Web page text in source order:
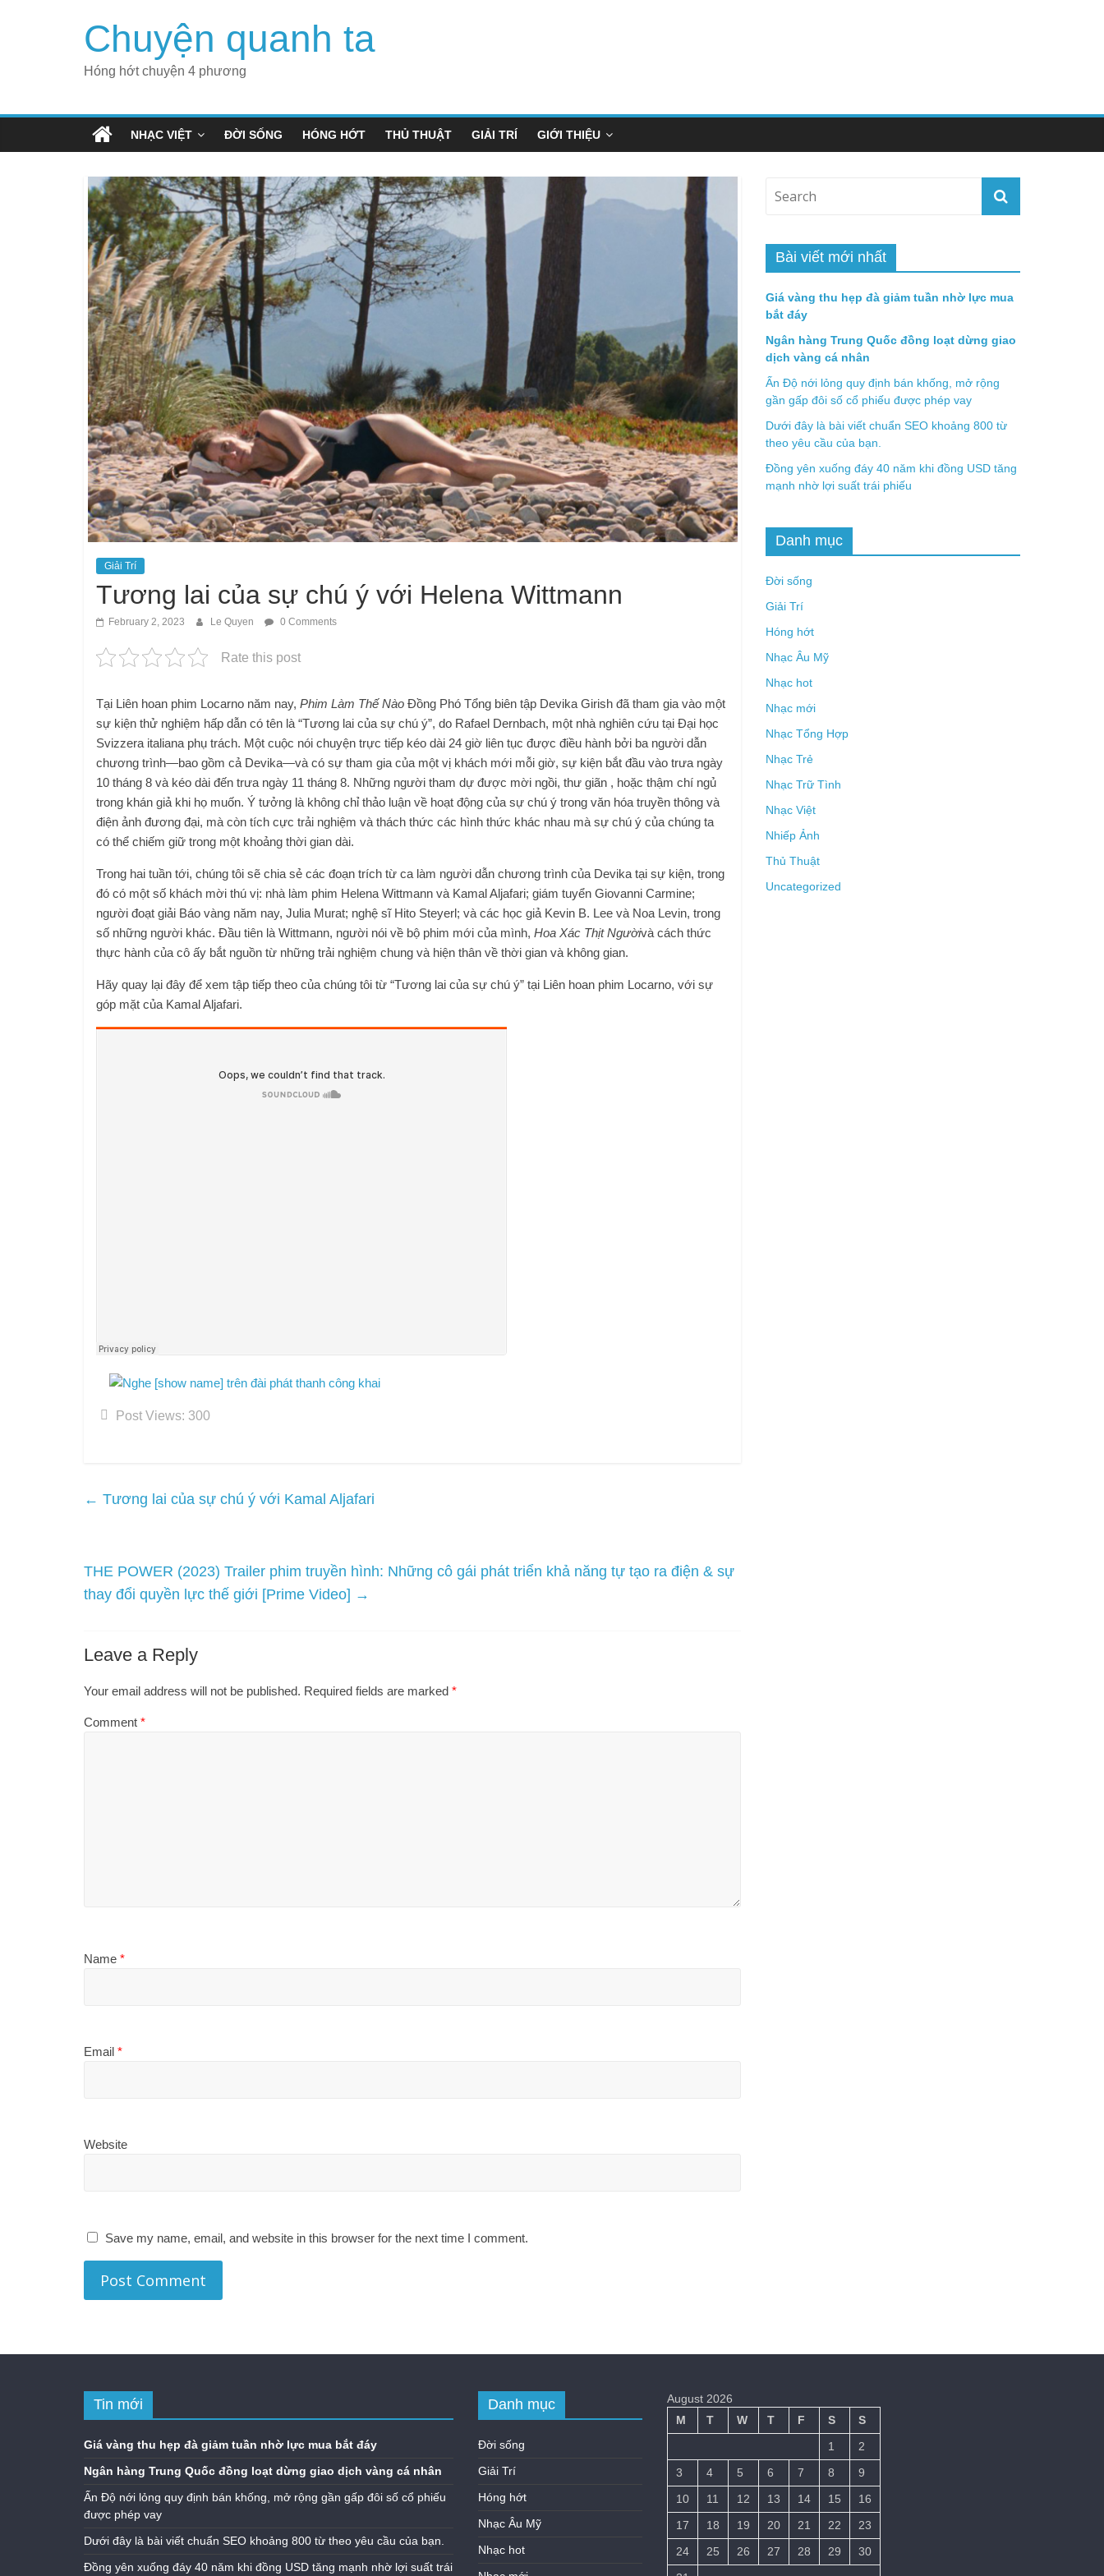
Chuyện quanh ta
Hóng hớt chuyện 4 phương
NHẠC VIỆT ĐỜI SỐNG HÓNG HỚT THỦ THUẬT GIẢI TRÍ GIỚI THIỆU
Giải Trí
Tương lai của sự chú ý với Helena Wittmann
February 2, 2023 Le Quyen 0 Comments
Rate this post
Tại Liên hoan phim Locarno năm nay, Phim Làm Thế Nào Đồng Phó Tổng biên tập Devika Girish đã tham gia vào một
sự kiện thử nghiệm hấp dẫn có tên là “Tương lai của sự chú ý”, do Rafael Dernbach, một nhà nghiên cứu tại Đại học
Svizzera italiana phụ trách. Một cuộc nói chuyện trực tiếp kéo dài 24 giờ liên tục được điều hành bởi ba người dẫn
chương trình—bao gồm cả Devika—và có sự tham gia của một vị khách mới mỗi giờ, sự kiện bắt đầu vào trưa ngày
10 tháng 8 và kéo dài đến trưa ngày 11 tháng 8. Những người tham dự được mời ngồi, thư giãn , hoặc thậm chí ngủ
trong khán giả khi họ muốn. Ý tưởng là không chỉ thảo luận về hoạt động của sự chú ý trong văn hóa truyền thông và
điện ảnh đương đại, mà còn tích cực trải nghiệm và thách thức các hình thức khác nhau mà sự chú ý của chúng ta
có thể chiếm giữ trong một khoảng thời gian dài.
Trong hai tuần tới, chúng tôi sẽ chia sẻ các đoạn trích từ ca làm người dẫn chương trình của Devika tại sự kiện, trong
đó có một số khách mời thú vị: nhà làm phim Helena Wittmann và Kamal Aljafari; giám tuyển Giovanni Carmine;
người đoạt giải Báo vàng năm nay, Julia Murat; nghệ sĩ Hito Steyerl; và các học giả Kevin B. Lee và Noa Levin, trong
số những người khác. Đầu tiên là Wittmann, người nói về bộ phim mới của mình, Hoa Xác Thịt Ngườivà cách thức
thực hành của cô ấy bắt nguồn từ những trải nghiệm chung và hiện thân về thời gian và không gian.
Hãy quay lại đây để xem tập tiếp theo của chúng tôi từ “Tương lai của sự chú ý” tại Liên hoan phim Locarno, với sự
góp mặt của Kamal Aljafari.
Post Views: 300
← Tương lai của sự chú ý với Kamal Aljafari
THE POWER (2023) Trailer phim truyền hình: Những cô gái phát triển khả năng tự tạo ra điện & sự
thay đổi quyền lực thế giới [Prime Video] →
Leave a Reply
Your email address will not be published. Required fields are marked *
Comment *
Name *
Email *
Website
Save my name, email, and website in this browser for the next time I comment.
Bài viết mới nhất
Giá vàng thu hẹp đà giảm tuần nhờ lực mua
bắt đáy
Ngân hàng Trung Quốc đồng loạt dừng giao
dịch vàng cá nhân
Ấn Độ nới lỏng quy định bán khống, mở rộng
gần gấp đôi số cổ phiếu được phép vay
Dưới đây là bài viết chuẩn SEO khoảng 800 từ
theo yêu cầu của bạn.
Đồng yên xuống đáy 40 năm khi đồng USD tăng
mạnh nhờ lợi suất trái phiếu
Danh mục
Đời sống
Giải Trí
Hóng hớt
Nhạc Âu Mỹ
Nhạc hot
Nhạc mới
Nhạc Tổng Hợp
Nhạc Trẻ
Nhạc Trữ Tình
Nhạc Việt
Nhiếp Ảnh
Thủ Thuật
Uncategorized
Tin mới
Giá vàng thu hẹp đà giảm tuần nhờ lực mua bắt đáy
Ngân hàng Trung Quốc đồng loạt dừng giao dịch vàng cá nhân
Ấn Độ nới lỏng quy định bán khống, mở rộng gần gấp đôi số cổ phiếu
được phép vay
Dưới đây là bài viết chuẩn SEO khoảng 800 từ theo yêu cầu của bạn.
Đồng yên xuống đáy 40 năm khi đồng USD tăng mạnh nhờ lợi suất trái
Danh mục
Đời sống
Giải Trí
Hóng hớt
Nhạc Âu Mỹ
Nhạc hot
August 2026
M
T W T F S
S
1
2
3
4 5 6 7 8
9
10
11 12 13 14 15
16
17
18 19 20 21 22
23
24
25 26 27 28 29
30